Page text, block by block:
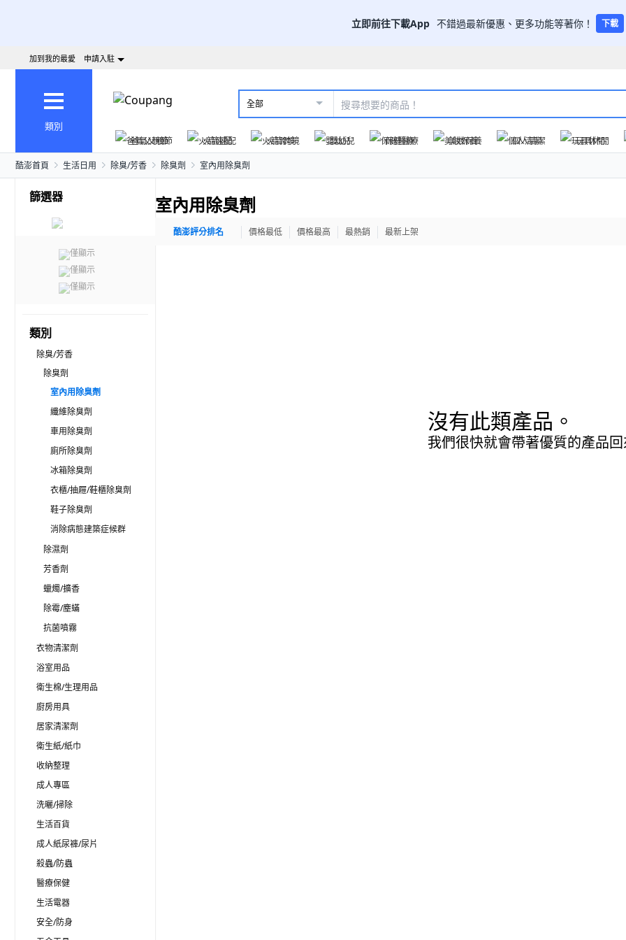
立即前往下載App 不錯過最新優惠、更多功能等著你！ 下載
加到我的最愛 申請入駐
類別
全部
爸氣父親節 火箭速配 火箭跨境 嬰幼兒 保健醫療 美妝保養 個人清潔 玩具休閒
酷澎首頁 生活日用 除臭/芳香 除臭劑 室內用除臭劑
篩選器
僅顯示
僅顯示
僅顯示
類別
除臭/芳香
除臭劑
室內用除臭劑
纖維除臭劑
車用除臭劑
廁所除臭劑
冰箱除臭劑
衣櫃/抽屜/鞋櫃除臭劑
鞋子除臭劑
消除病態建築症候群
除濕劑
芳香劑
蠟燭/擴香
除霉/塵蟎
抗菌噴霧
衣物清潔劑
浴室用品
衛生棉/生理用品
廚房用具
居家清潔劑
衛生紙/紙巾
收納整理
成人專區
洗曬/掃除
生活百貨
成人紙尿褲/尿片
殺蟲/防蟲
醫療保健
生活電器
安全/防身
室內用除臭劑
酷澎評分排名 價格最低 價格最高 最熱銷 最新上架
沒有此類產品。
我們很快就會帶著優質的產品